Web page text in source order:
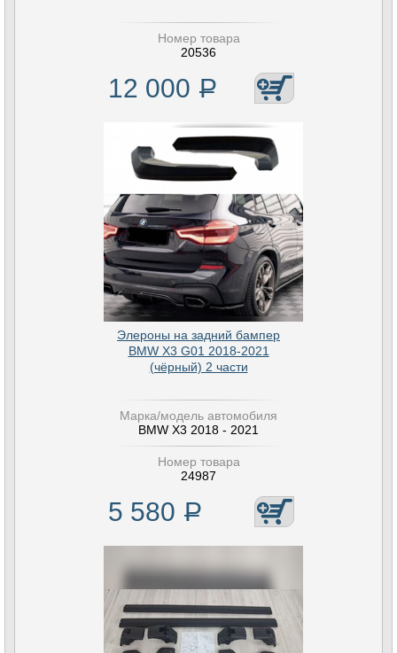
Номер товара
20536
12 000 Р
Элероны на задний бампер
BMW X3 G01 2018-2021
(чёрный) 2 части
Марка/модель автомобиля
BMW X3 2018 - 2021
Номер товара
24987
5 580 Р